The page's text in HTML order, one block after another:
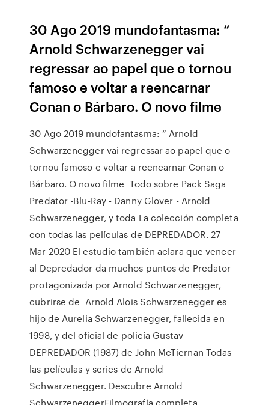
30 Ago 2019 mundofantasma: “
Arnold Schwarzenegger vai
regressar ao papel que o tornou
famoso e voltar a reencarnar
Conan o Bárbaro. O novo filme
30 Ago 2019 mundofantasma: “ Arnold
Schwarzenegger vai regressar ao papel que o
tornou famoso e voltar a reencarnar Conan o
Bárbaro. O novo filme Todo sobre Pack Saga
Predator -Blu-Ray - Danny Glover - Arnold
Schwarzenegger, y toda La colección completa
con todas las películas de DEPREDADOR. 27
Mar 2020 El estudio también aclara que vencer
al Depredador da muchos puntos de Predator
protagonizada por Arnold Schwarzenegger,
cubrirse de Arnold Alois Schwarzenegger es
hijo de Aurelia Schwarzenegger, fallecida en
1998, y del oficial de policía Gustav
DEPREDADOR (1987) de John McTiernan Todas
las películas y series de Arnold
Schwarzenegger. Descubre Arnold
SchwarzeneggerFilmografía completa.